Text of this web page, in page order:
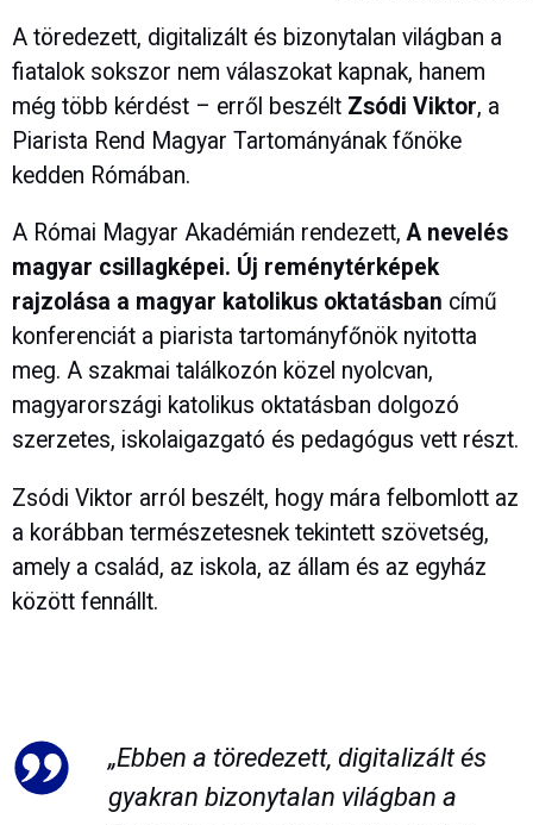
A töredezett, digitalizált és bizonytalan világban a
fiatalok sokszor nem válaszokat kapnak, hanem
még több kérdést – erről beszélt Zsódi Viktor, a
Piarista Rend Magyar Tartományának főnöke
kedden Rómában.
A Római Magyar Akadémián rendezett,A nevelés
magyar csillagképei. Új reménytérképek
rajzolása a magyar katolikus oktatásban című
konferenciát a piarista tartományfőnök nyitotta
meg. A szakmai találkozón közel nyolcvan,
magyarországi katolikus oktatásban dolgozó
szerzetes, iskolaigazgató és pedagógus vett részt.
Zsódi Viktor arról beszélt, hogy mára felbomlott az
a korábban természetesnek tekintett szövetség,
amely a család, az iskola, az állam és az egyház
között fennállt.
„Ebben a töredezett, digitalizált és
gyakran bizonytalan világban a